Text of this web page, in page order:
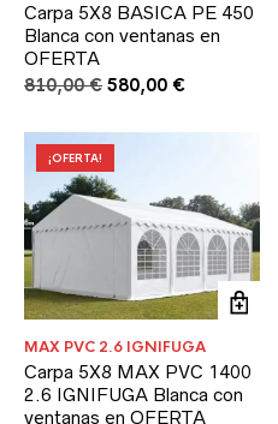
Carpa 5X8 BASICA PE 450
Blanca con ventanas en
OFERTA
810,00€ El
original
810,00 €.
580,00 €El
actual
¡OFERTA!
MAX PVC 2.6 IGNIFUGA
Carpa 5X8 MAX PVC 1400
2.6 IGNIFUGA Blanca con
ventanas en OFERTA